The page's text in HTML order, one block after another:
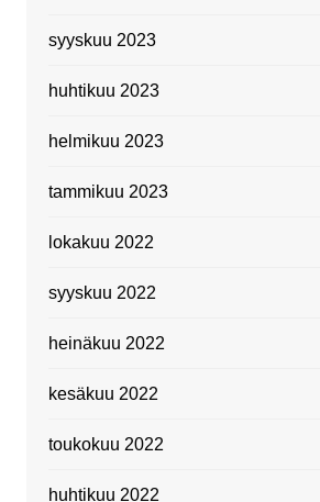
syyskuu 2023
huhtikuu 2023
helmikuu 2023
tammikuu 2023
lokakuu 2022
syyskuu 2022
heinäkuu 2022
kesäkuu 2022
toukokuu 2022
huhtikuu 2022